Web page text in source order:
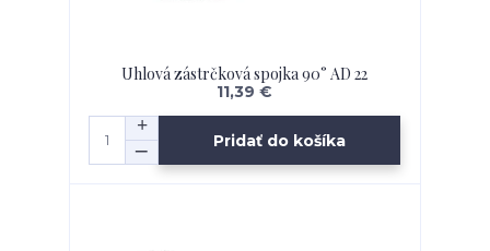
Uhlová zástrčková spojka 90° AD 22
11,39 €
Pridať do košíka